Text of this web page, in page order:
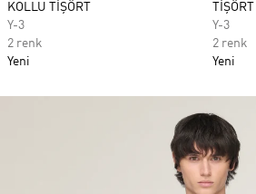
KOLLU TİŞÖRT
Y-3
2 renk
Yeni
TİŞÖRT
Y-3
2 renk
Yeni